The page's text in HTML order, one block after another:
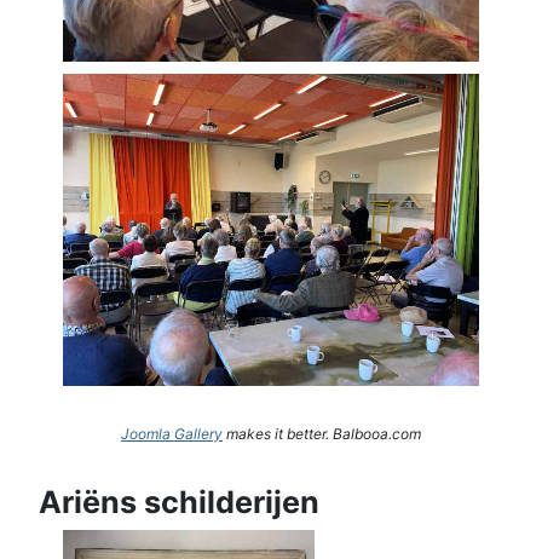
Joomla Gallery makes it better. Balbooa.com
Ariëns schilderijen